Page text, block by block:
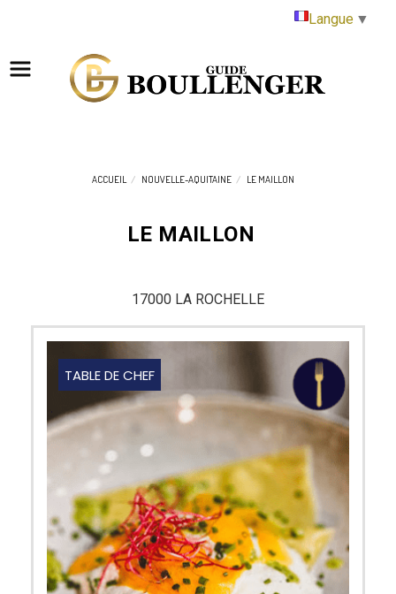
ACCUEIL NOUVELLE-AQUITAINE LE MAILLON
TABLE DE CHEF
LE MAILLON
17000 LA ROCHELLE
Langue ▼